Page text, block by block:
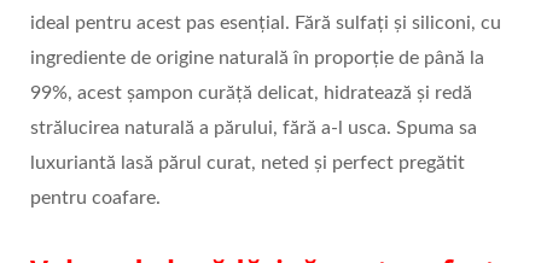
ideal pentru acest pas esențial. Fără sulfați și siliconi, cu
ingrediente de origine naturală în proporție de până la
99%, acest șampon curăță delicat, hidratează și redă
strălucirea naturală a părului, fără a-l usca. Spuma sa
luxuriantă lasă părul curat, neted și perfect pregătit
pentru coafare.